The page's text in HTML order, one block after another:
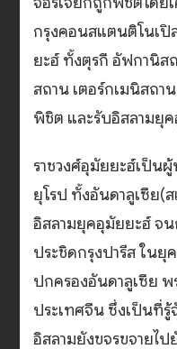
กรุงคอนสแตนติโนเปิ
ยะฮ์ ทั้งตุรกี อัฟกานิส
สถาน เตอร์กเมนิสถ
พิชิต และรับอิสลามยุ
ราชวงศ์อุมัยยะฮ์เป็น
ยุโรป ทั้งอันดาลูเซีย(
อิสลามยุคอุมัยยะฮ์ จ
ประชิดกรุงปารีส ในยุ
ปกครองอันดาลูเซีย
ประเทศจีน ซึ่งเป็นที่รู้
อิสลามยังขจรขจายไป